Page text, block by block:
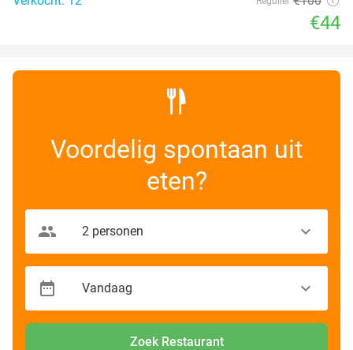
€44
Voordelig spontaan uit
eten?
Zoek Restaurant